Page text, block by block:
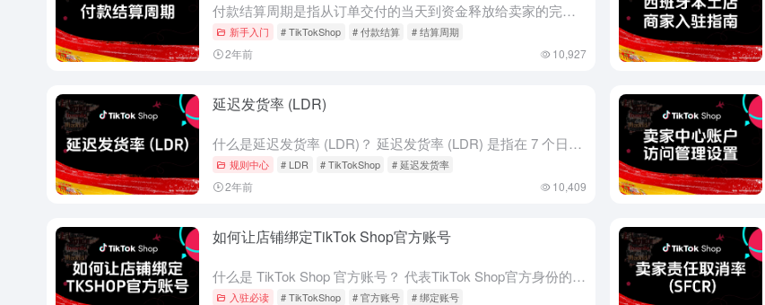
付款结算周期是指从订单交付的当天到资金释放给卖家的完成订单的时间段。TikTok 小店提供三种付款结算周期： 标准结算周期为 15 天。 较短结算周期为 3 天。 延长结算周期为 31 天。 卖家可以...
新手入门 # TikTokShop # 付款结算 # 结算周期
2年前 10,927
延迟发货率 (LDR)
什么是延迟发货率 (LDR)？ 延迟发货率 (LDR) 是指在 7 个日历日内，所有订单中超过 3 个工作日 才更新为“已发货”状态的订单所占的百分比。
规则中心 # LDR # TikTokShop # 延迟发货率
2年前 10,409
如何让店铺绑定TikTok Shop官方账号
什么是 TikTok Shop 官方账号？ 代表TikTok Shop官方身份的TikTok账号称为TikTok Shop官方账号，该类账号享有账号与店铺的一体化权益。 TikTok Shop 官方账...
入驻必读 # TikTokShop # 官方账号 # 绑定账号